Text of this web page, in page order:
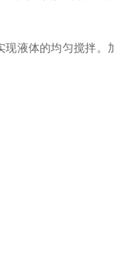
液体的均匀搅拌